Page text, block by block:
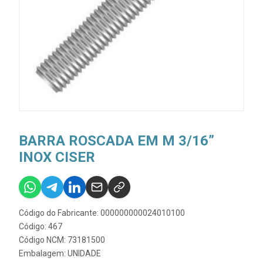
BARRA ROSCADA EM M 3/16”
INOX CISER
Código do Fabricante: 000000000024010100
Código: 467
Código NCM: 73181500
Embalagem: UNIDADE